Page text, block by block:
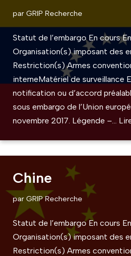
par GRIP Recherche
Statut de l’embargo En cours
Organisation(s) imposant des
Restriction(s) Armes
interneMatériel de surveillance
notification ou d’accord
sous embargo de l’Union
novembre 2017. Légende –…
Chine
par GRIP Recherche
Statut de l’embargo En cours
Organisation(s) imposant des
Restriction(s) Armes